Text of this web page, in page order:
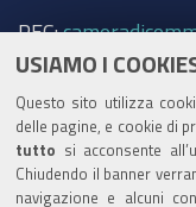
USIAMO I
Questo sito utilizza
delle pagine, e cookie di
tutto si acconsente
Chiudendo il banner
navigazione e alcuni
PEC:
Trasparenza
Amministrazione
Albo Camerale